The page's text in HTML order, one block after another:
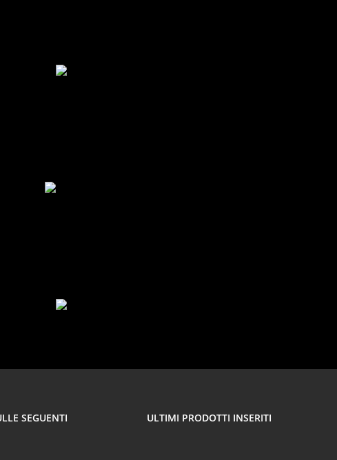
SEGUENTI
ULTIMI PRODOTTI INSERITI